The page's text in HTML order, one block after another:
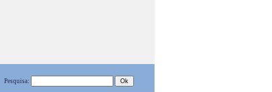
Pesquisa: